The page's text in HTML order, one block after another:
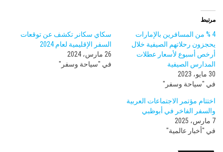
مرتبط
4 % من المسافرين بالإمارات
يحجزون رحلاتهم الصيفية خلال
أرخص أسبوع لأسعار عطلات
المدارس الصيفية
30 مايو، 2023
في "سياحة وسفر"
سكاي سكانر تكشف عن توقعات
السفر الإقليمية لعام 2024
26 مارس، 2024
في "سياحة وسفر"
اختتام مؤتمر الاجتماعات العربية
والسفر الفاخر في أبوظبي
7 مارس، 2025
في "أخبار عالمية"